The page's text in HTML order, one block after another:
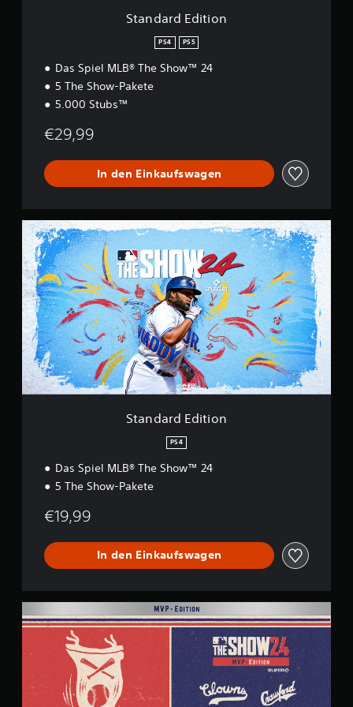
Standard Edition
PS4 PS5
Das Spiel MLB® The Show™ 24
5 The Show-Pakete
5.000 Stubs™
€29,99
In den Einkaufswagen
S
t
a
n
d
a
r
d
E
d
i
t
i
Standard Edition
PS4
Das Spiel MLB® The Show™ 24
5 The Show-Pakete
€19,99
In den Einkaufswagen
V